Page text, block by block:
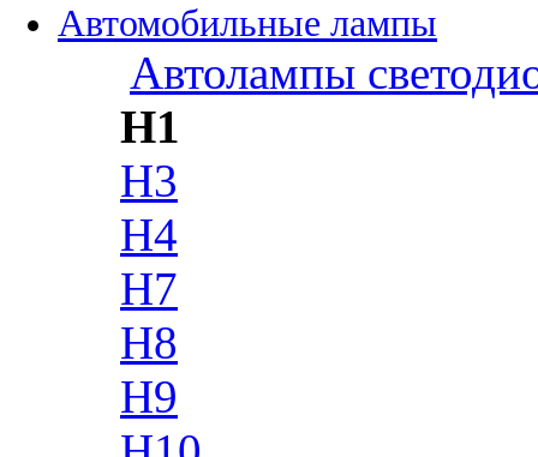
Автомобильные лампы
Автолампы
H1
H3
H4
H7
H8
H9